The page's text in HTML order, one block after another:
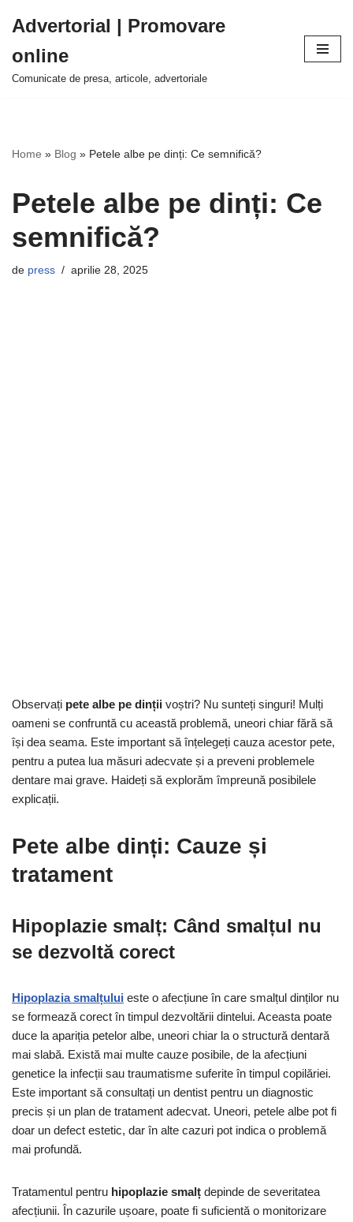
la
conținut
Advertorial | Promovare
online
Comunicate de presa, articole, advertoriale
Home » Blog » Petele albe pe dinți: Ce semnifică?
Petele albe pe dinți: Ce
semnifică?
de press aprilie 28, 2025
Observați pete albe pe dinții voștri? Nu sunteți singuri! Mulți
oameni se confruntă cu această problemă, uneori chiar fără să
își dea seama. Este important să înțelegeți cauza acestor pete,
pentru a putea lua măsuri adecvate și a preveni problemele
dentare mai grave. Haideți să explorăm împreună posibilele
explicații.
Pete albe dinți: Cauze și
tratament
Hipoplazie smalț: Când smalțul nu
se dezvoltă corect
Hipoplazia smalțului este o afecțiune în care smalțul dinților nu
se formează corect în timpul dezvoltării dintelui. Aceasta poate
duce la apariția petelor albe, uneori chiar la o structură dentară
mai slabă. Există mai multe cauze posibile, de la afecțiuni
genetice la infecții sau traumatisme suferite în timpul copilăriei.
Este important să consultați un dentist pentru un diagnostic
precis și un plan de tratament adecvat. Uneori, petele albe pot fi
doar un defect estetic, dar în alte cazuri pot indica o problemă
mai profundă.
Tratamentul pentru hipoplazie smalț depinde de severitatea
afecțiunii. În cazurile ușoare, poate fi suficientă o monitorizare